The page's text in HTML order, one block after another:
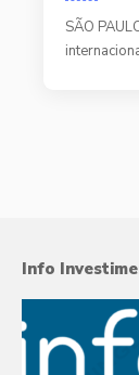
SÃO
Info